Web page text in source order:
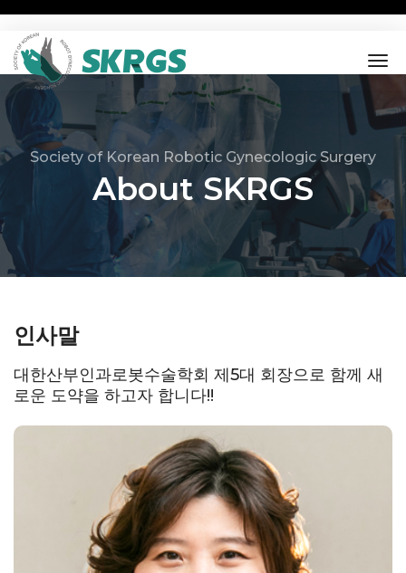
Society of Korean Robotic Gynecologic Surgery
About SKRGS
인사말
대한산부인과로봇수술학회 제5대 회장으로 함께 새
로운 도약을 하고자 합니다!!